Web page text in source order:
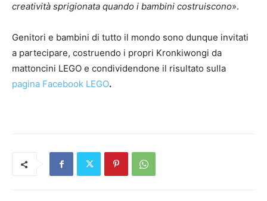
creatività sprigionata quando i bambini costruiscono».
Genitori e bambini di tutto il mondo sono dunque invitati
a partecipare, costruendo i propri Kronkiwongi da
mattoncini LEGO e condividendone il risultato sulla
pagina Facebook LEGO.